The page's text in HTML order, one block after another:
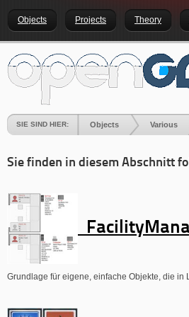
Objects Projects Theory
SIE SIND HIER: Objects Various
Sie finden in diesem Abschnitt
Grundlage für eigene, einfache Objekte, die in